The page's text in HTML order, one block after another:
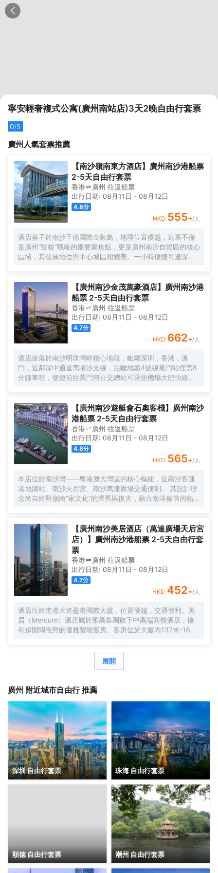
寧安輕奢複式公寓(廣州南站店)3天2晚自由行套票
0/5
廣州 人氣套票推薦
【南沙嶺南東方酒店】廣州南沙港船票
2-5天自由行套票
香港 廣州 往返船票
出行日期: 08月11日 - 08月12日
4.8分
HKD 555+/人
酒店落子於南沙千億國際金融島，地理位置優越，這裏不僅
是廣州“雙核”戰略的重要聚焦點，更是廣州南沙自貿區的核心
區域，其發展地位與中心城區相媲美。一小時便捷可達深
字母“A”，既展中國氣派，又含西式願景——Amazing（令人
驚歎），Astonishing（令人震撼），隱含着酒店將成為南沙
乃至全球矚目的中式美學新地標的美好期許。 酒店作為南沙
國際會展中心綜合體重要組成部分，以“木棉花開，鴻翔海
絲”之設計理念，以大灣區金融新地標之姿態，締造南沙“立足
灣區、協同港澳、面向世界”的實踐範本。
【廣州南沙金茂萬豪酒店】廣州南沙港
船票 2-5天自由行套票
香港 廣州 往返船票
出行日期: 08月11日 - 08月12日
4.7分
HKD 662+/人
酒店坐落於南沙明珠灣畔核心地段，毗鄰深圳，香港，澳
門，近鄰深中通道萬頃沙支線，距離地鐵4號線蕉門站僅需8
分鐘車程，便捷前往蕉門河公交總站可乘坐機場大巴快線或
券，可輕鬆前往南沙天后宮、南沙濕地公園、廣汽科技館及
環宇城購物中心等。 酒店共有261間以海洋為設計靈感的客
房及套房，詮釋現代經典與優雅，滿足休閒賓客對在地文化
的探索與體驗。配備粵式風味的林苑中餐廳、中西結合的漁
人碼頭全日餐廳以及”雙重身份”的薄荷酒吧，體驗創新融合的
珍饈美饌。酒店擁有馬丁叔叔的農場，小朋友們可盡情與小
動物們互動亦或參與馬丁叔叔課堂，共度愉快的親子時光。
同時，酒店擁有1,600平方米的宴會及會議場地以及寬敞的戶
外草坪，可滿足不同的會議及宴會需求，無論商務出行亦或
休閒旅遊期待與您共赴南沙，遇見另一種可能。
【廣州南沙遊艇會石奧客棧】廣州南沙
港船票 2-5天自由行套票
香港 廣州 往返船票
出行日期: 08月11日 - 08月12日
4.8分
HKD 565+/人
本店位於南沙灣——粵港澳大灣區的核心樞紐，近南沙客運
港地鐵站、南沙天后宮、南沙萬達廣場交通便利。 其設計理
念來自於對嶺南“家文化”的懷舊與復古，融合南洋傢俱的熱情
嶺南文化的歸屬感。 客棧共五層，一層為大堂及茶室，二至
五層為客房，寬敞、舒適、風格各異的客房眾多；供賓客休
閒暢談的石奧茶室，主要提供早餐、茶點、飲品、簡餐等服
務；同時亦與中國大陸獲得“五金錨”獎的南沙遊艇會提供宴
會/婚宴/會議、中西式餐飲、遊艇觀光/租賃、帆船租賃/體
驗、遊艇帆船駕證考取等不同種服務功能，打造出一種特色
的休閒度假空間。
【廣州南沙美居酒店（萬達廣場天后宮
店）】廣州南沙港船票 2-5天自由行套
票
香港 廣州 往返船票
出行日期: 08月11日 - 08月12日
4.7分
HKD 452+/人
酒店位於進港大道盈港國際大廈，位置優越，交通便利。美
居（Mercure）酒店屬於雅高集團旗下中高端商務酒店，擁
有超開闊視野的優雅智能客房。客房位於大廈內137米-165
格客房，簡約唯美又精緻典雅，是商務人士出差首善之選。
酒店客房內配有恒温恒壓淋浴、全交換新風系統，高級自動
驗。酒店全體工作人員攜人工智能機器人小美在“Make A
展開
廣州 附近城市自由行 推薦
深圳 自由行套票 珠海 自由行套票
順德 自由行套票 潮州 自由行套票